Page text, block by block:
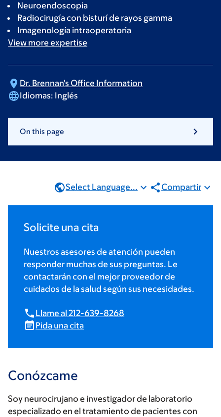
Neuroendoscopia
Radiocirugía con bisturí de rayos gamma
Imagenología intraoperatoria
View more expertise
Dr. Brennan's Office Information
Idiomas: Inglés
On this page
Select Language... Compartir
Solicite una cita
Nuestros asesores de atención pueden
responder muchas de sus preguntas. Le
contactarán con el mejor proveedor de
cuidados de la salud según sus necesidades.
Llame al 212-639-8268
Pida una cita
Conózcame
Soy neurocirujano e investigador de laboratorio
especializado en el tratamiento de pacientes con